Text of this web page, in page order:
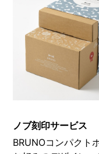
ノブ刻印サービス
BRUNOコンパクト